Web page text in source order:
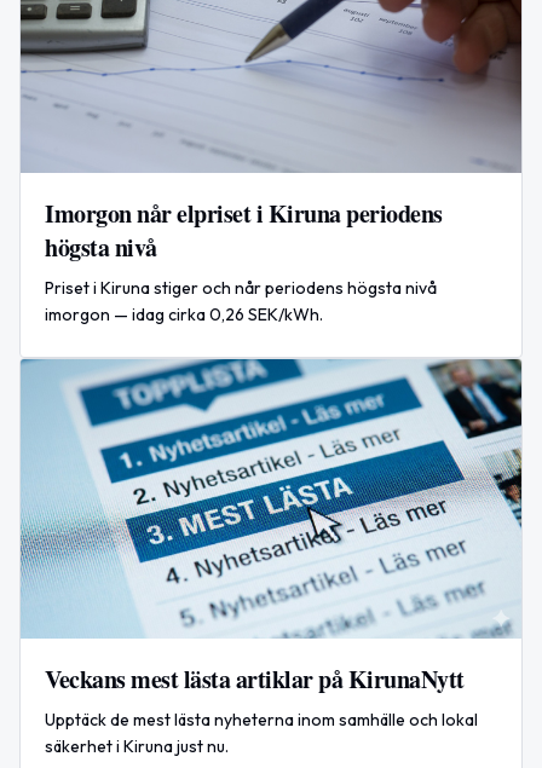
Imorgon når elpriset i Kiruna periodens
högsta nivå
Priset i Kiruna stiger och når periodens högsta nivå
imorgon — idag cirka 0,26 SEK/kWh.
Veckans mest lästa artiklar på KirunaNytt
Upptäck de mest lästa nyheterna inom samhälle och lokal
säkerhet i Kiruna just nu.